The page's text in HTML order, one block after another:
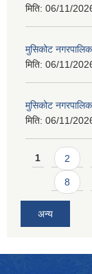
मिति: 06/11/
मुसिकोट
मिति: 06/11/
मुसिकोट
मिति: 06/11/
Pages
1 2
8
अन्य